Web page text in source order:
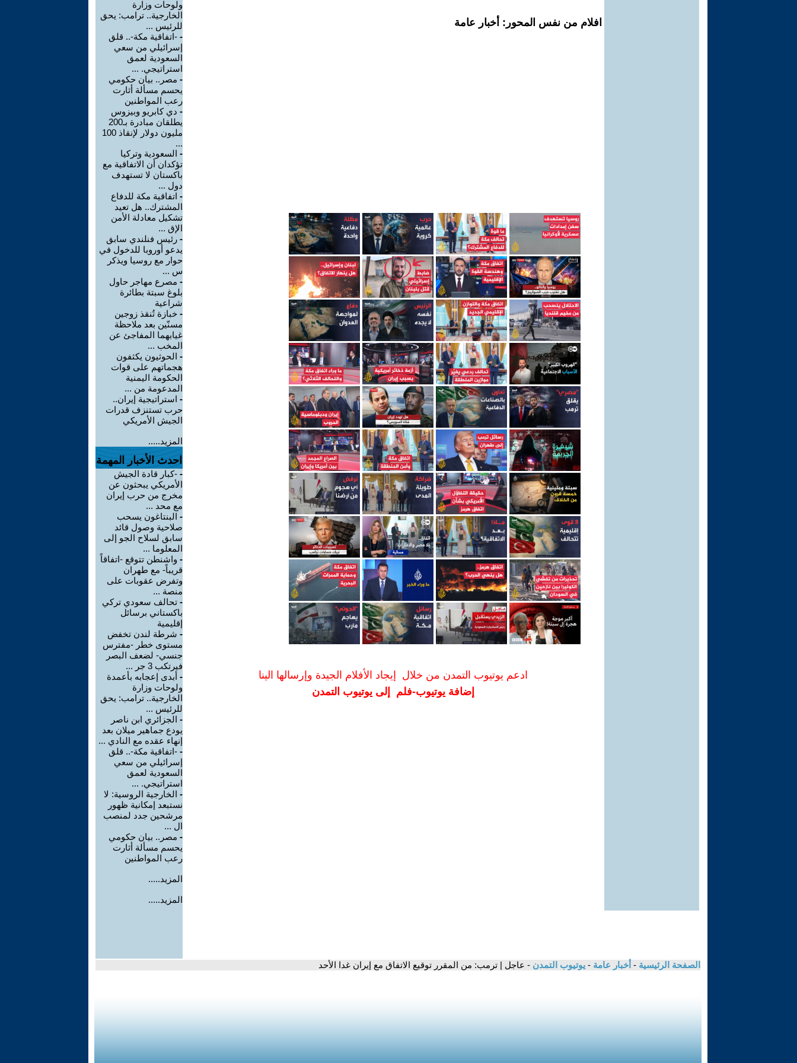
افلام من نفس المحور: أخبار عامة
ادعم يوتيوب التمدن من خلال إيجاد الأفلام الجيدة وإرسالها الينا
إضافة يوتيوب-فلم إلى يوتيوب التمدن
ولوحات وزارة
الخارجية.. ترامب: يحق
للرئيس ...
- -اتفاقية مكة-.. قلق
إسرائيلي من سعي
السعودية لعمق
استراتيجي. ...
- مصر.. بيان حكومي
يحسم مسألة أثارت
رعب المواطنين
- دي كابريو وبيزوس
يطلقان مبادرة بـ200
مليون دولار لإنقاذ 100
...
- السعودية وتركيا
تؤكدان أن الاتفاقية مع
باكستان لا تستهدف
دول ...
- اتفاقية مكة للدفاع
المشترك.. هل تعيد
تشكيل معادلة الأمن
الإق ...
- رئيس فنلندي سابق
يدعو أوروبا للدخول في
حوار مع روسيا ويذكر
س ...
- مصرع مهاجر حاول
بلوغ سبتة بطائرة
شراعية
- خبازة تُنقذ زوجين
مسنّين بعد ملاحظة
غيابهما المفاجئ عن
المخب ...
- الحوثيون يكثفون
هجماتهم على قوات
الحكومة اليمنية
المدعومة من ...
- استراتيجية إيران..
حرب تستنزف قدرات
الجيش الأمريكي
المزيد.....
احدث الأخبار المهمة
- -كبار قادة الجيش
الأمريكي يبحثون عن
مخرج من حرب إيران
مع محد ...
- البنتاغون يسحب
صلاحية وصول قائد
سابق لسلاح الجو إلى
المعلوما ...
- واشنطن تتوقع -اتفاقاً
قريباً- مع طهران
وتفرض عقوبات على
منصة ...
- تحالف سعودي تركي
باكستاني برسائل
إقليمية
- شرطة لندن تخفض
مستوى خطر -مفترس
جنسي- لضعف البصر
فيرتكب 3 جر ...
- أبدى إعجابه بأعمدة
ولوحات وزارة
الخارجية.. ترامب: يحق
للرئيس ...
- الجزائري ابن ناصر
يودع جماهير ميلان بعد
إنهاء عقده مع النادي ...
- -اتفاقية مكة-.. قلق
إسرائيلي من سعي
السعودية لعمق
استراتيجي. ...
- الخارجية الروسية: لا
نستبعد إمكانية ظهور
مرشحين جدد لمنصب
ال ...
- مصر.. بيان حكومي
يحسم مسألة أثارت
رعب المواطنين
المزيد.....
المزيد.....
الصفحة الرئيسية - أخبار عامة - يوتيوب التمدن - عاجل | ترمب: من المقرر توقيع الاتفاق مع إيران غدا الأحد